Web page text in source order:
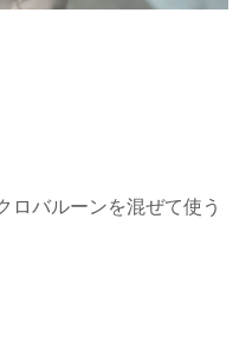
ロバルーンを混ぜて使う